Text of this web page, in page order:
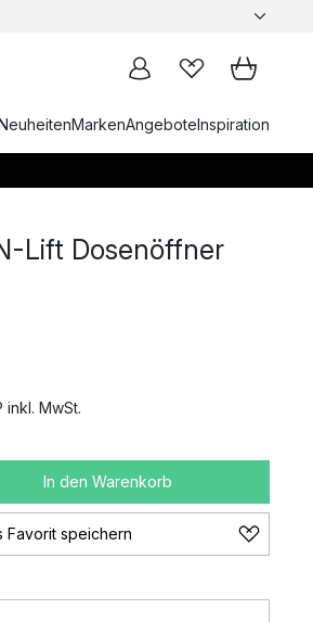
MarkenAngeboteInspiration
Lift Dosenöffner
inkl. MwSt.
In den Warenkorb
Favorit speichern